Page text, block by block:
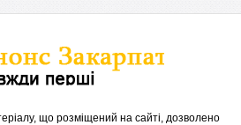
що розміщений на сайті, дозволено